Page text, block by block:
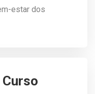
estar dos